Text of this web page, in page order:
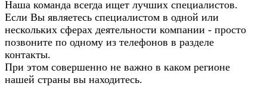
Наша команда всегда ищет лучших специалистов.
Если Вы являетесь специалистом в одной или
нескольких сферах деятельности компании - просто
позвоните по одному из телефонов в разделе
контакты.
При этом совершенно не важно в каком регионе
нашей страны вы находитесь.